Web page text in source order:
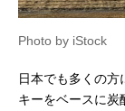
Photo by iStock
日本でも多くの方
キーをベースに炭